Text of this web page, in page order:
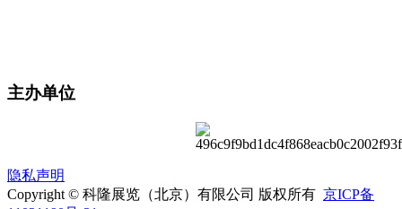
主办单位
隐私声明
Copyright © 科隆展览（北京）有限公司 版权所有 京ICP备